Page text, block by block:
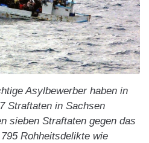
Asylbewerber haben in
Straftaten in Sachsen
sieben Straftaten gegen das
Rohheitsdelikte wie